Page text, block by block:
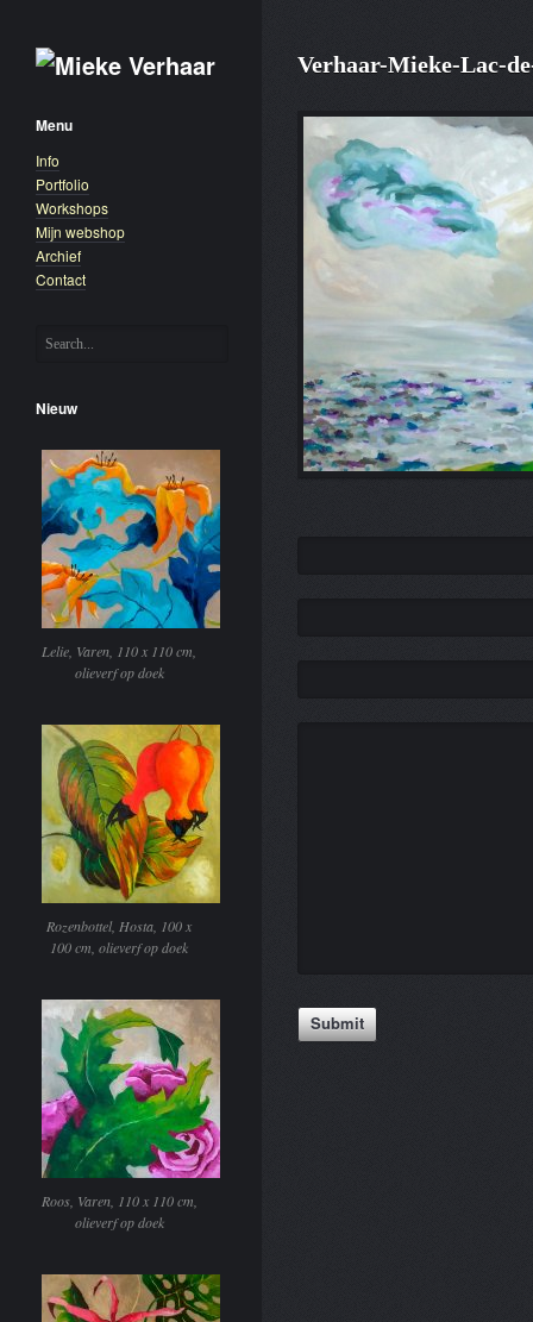
Menu
Info
Portfolio
Workshops
Mijn webshop
Archief
Contact
Nieuw
Lelie, Varen, 110 x 110 cm,
olieverf op doek
Rozenbottel, Hosta, 100 x
100 cm, olieverf op doek
Roos, Varen, 110 x 110 cm,
olieverf op doek
Verhaar-Mieke-Lac-